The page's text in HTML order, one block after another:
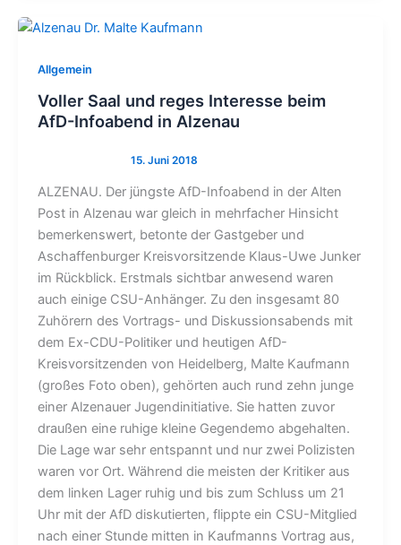
Allgemein
Voller Saal und reges Interesse beim
AfD-Infoabend in Alzenau
ALZENAU. Der jüngste AfD-Infoabend in der Alten
Post in Alzenau war gleich in mehrfacher Hinsicht
bemerkenswert, betonte der Gastgeber und
Aschaffenburger Kreisvorsitzende Klaus-Uwe Junker
im Rückblick. Erstmals sichtbar anwesend waren
auch einige CSU-Anhänger. Zu den insgesamt 80
Zuhörern des Vortrags- und Diskussionsabends mit
dem Ex-CDU-Politiker und heutigen AfD-
Kreisvorsitzenden von Heidelberg, Malte Kaufmann
(großes Foto oben), gehörten auch rund zehn junge
einer Alzenauer Jugendinitiative. Sie hatten zuvor
draußen eine ruhige kleine Gegendemo abgehalten.
Die Lage war sehr entspannt und nur zwei Polizisten
waren vor Ort. Während die meisten der Kritiker aus
dem linken Lager ruhig und bis zum Schluss um 21
Uhr mit der AfD diskutierten, flippte ein CSU-Mitglied
nach einer Stunde mitten in Kaufmanns Vortrag aus,